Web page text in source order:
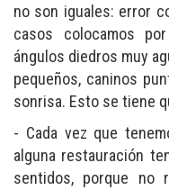
no son iguales: error
casos colocamos
ángulos diedros muy
pequeños, caninos
sonrisa. Esto se tiene
- Cada vez que
alguna restauración
sentidos, porque no